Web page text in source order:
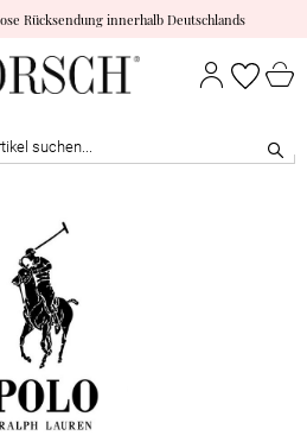
Rücksendung innerhalb Deutschlands